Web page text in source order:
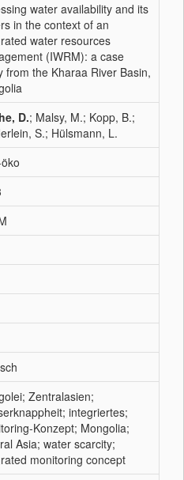
water availability and its
in the context of an
water resources
(IWRM): a case
from the Kharaa River Basin,
D.; Malsy, M.; Kopp, B.;
S.; Hülsmann, L.
Zentralasien;
integriertes;
Konzept; Mongolia;
Asia; water scarcity;
monitoring concept